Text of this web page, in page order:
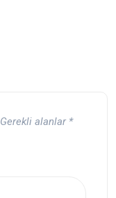
Gerekli alanlar *